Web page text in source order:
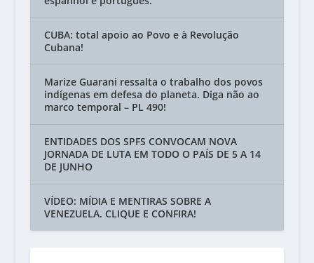
CUBA: total apoio ao Povo e à Revolução
Cubana!
Marize Guarani ressalta o trabalho dos povos
indígenas em defesa do planeta. Diga não ao
marco temporal – PL 490!
ENTIDADES DOS SPFS CONVOCAM NOVA
JORNADA DE LUTA EM TODO O PAÍS DE 5 A 14
DE JUNHO
VÍDEO: MÍDIA E MENTIRAS SOBRE A
VENEZUELA. CLIQUE E CONFIRA!